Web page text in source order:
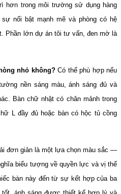
hơn trong môi trường sử dụng hàng
nổi bật mạnh mẽ và phòng có hệ
Phần lớn dự án tôi tư vấn, đen mờ là
nhỏ không? Có thể phù hợp nếu
nền sáng màu, ánh sáng đủ và
Bàn chữ nhật có chân mảnh trong
L đầy đủ hoặc bàn có hộc tủ cồng
đơn giản là một lựa chọn màu sắc —
biểu tượng về quyền lực và vị thế
bàn này đến từ sự kết hợp của ba